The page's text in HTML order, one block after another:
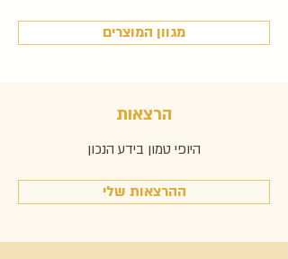
מגוון המוצרים
הרצאות
היופי טמון בידע הנכון
ההרצאות שלי